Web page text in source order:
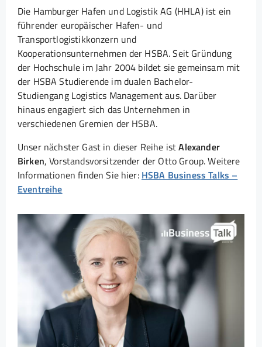
Die Hamburger Hafen und Logistik AG (HHLA) ist ein
führender europäischer Hafen- und
Transportlogistikkonzern und
Kooperationsunternehmen der HSBA. Seit Gründung
der Hochschule im Jahr 2004 bildet sie gemeinsam mit
der HSBA Studierende im dualen Bachelor-
Studiengang Logistics Management aus. Darüber
hinaus engagiert sich das Unternehmen in
verschiedenen Gremien der HSBA.
Unser nächster Gast in dieser Reihe istAlexander
Birken, Vorstandsvorsitzender der Otto Group. Weitere
Informationen finden Sie hier: HSBA Business Talks –
Eventreihe